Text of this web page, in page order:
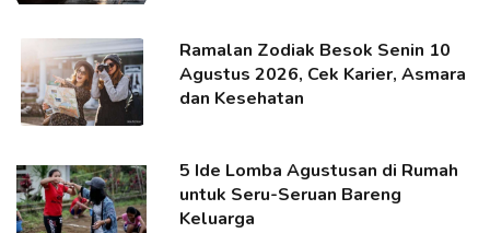
Ramalan Zodiak Besok Senin 10
Agustus 2026, Cek Karier, Asmara
dan Kesehatan
5 Ide Lomba Agustusan di Rumah
untuk Seru-Seruan Bareng
Keluarga